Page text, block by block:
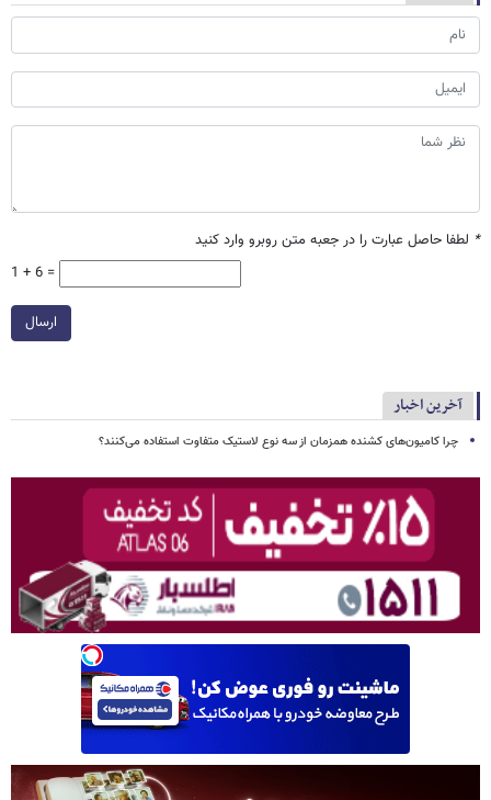
* لطفا حاصل عبارت را در جعبه متن روبرو وارد کنید
1 + 6 =
ارسال
آخرین اخبار
چرا کامیون‌های کشنده همزمان از سه نوع لاستیک متفاوت استفاده می‌کنند؟